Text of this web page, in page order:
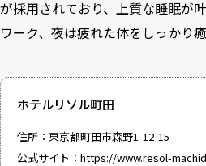
が採用されており、上質な睡眠が
ワーク、夜は疲れた体をしっかり
ホテルリソル町田
住所：東京都町田市森野1-12-15
公式サイト： https://www.resol-